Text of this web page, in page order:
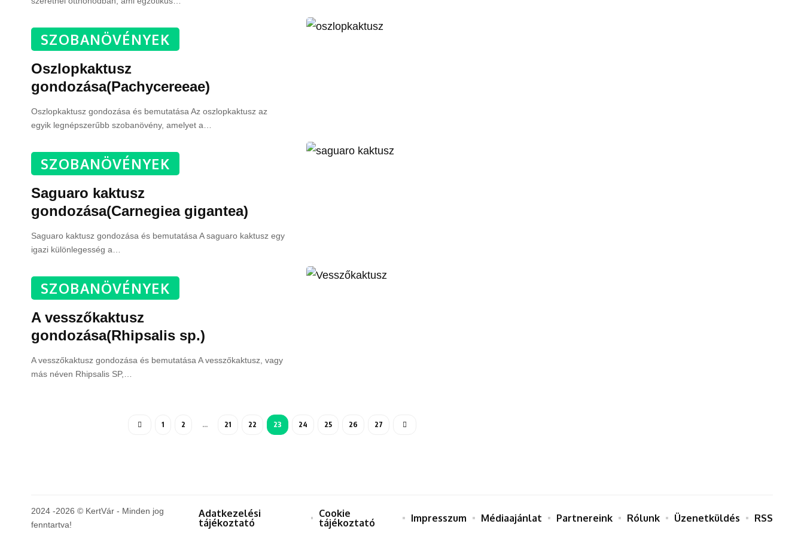
SZOBANÖVÉNYEK
Oszlopkaktusz
gondozása(Pachycereeae)
Oszlopkaktusz gondozása és bemutatása Az oszlopkaktusz az
egyik legnépszerűbb szobanövény, amelyet a
SZOBANÖVÉNYEK
Saguaro kaktusz
gondozása(Carnegiea gigantea)
Saguaro kaktusz gondozása és bemutatása A saguaro kaktusz egy
igazi különlegesség a
SZOBANÖVÉNYEK
A vesszőkaktusz
gondozása(Rhipsalis sp.)
A vesszőkaktusz gondozása és bemutatása A vesszőkaktusz, vagy
más néven Rhipsalis SP,
1 2 … 21 22 23 24 25 26 27
2024 -2026 © KertVár - Minden jog
fenntartva!
Adatkezelési
tájékoztató
Cookie
tájékoztató
Impresszum Médiaajánlat Partnereink Rólunk Üzenetküldés RSS